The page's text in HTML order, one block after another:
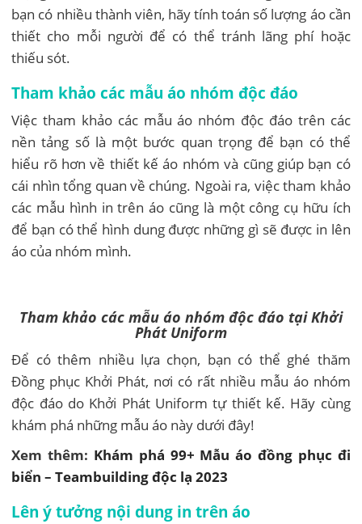
bạn có nhiều thành viên, hãy tính toán số lượng áo cần
thiết cho mỗi người để có thể tránh lãng phí hoặc
thiếu sót.
Tham khảo các mẫu áo nhóm độc đáo
Việc tham khảo các mẫu áo nhóm độc đáo trên các
nền tảng số là một bước quan trọng để bạn có thể
hiểu rõ hơn về thiết kế áo nhóm và cũng giúp bạn có
cái nhìn tổng quan về chúng. Ngoài ra, việc tham khảo
các mẫu hình in trên áo cũng là một công cụ hữu ích
để bạn có thể hình dung được những gì sẽ được in lên
áo của nhóm mình.
Tham khảo các mẫu áo nhóm độc đáo tại Khởi
Phát Uniform
Để có thêm nhiều lựa chọn, bạn có thể ghé thăm
Đồng phục Khởi Phát, nơi có rất nhiều mẫu áo nhóm
độc đáo do Khởi Phát Uniform tự thiết kế. Hãy cùng
khám phá những mẫu áo này dưới đây!
Xem thêm: Khám phá 99+ Mẫu áo đồng phục đi
biển – Teambuilding độc lạ 2023
Lên ý tưởng nội dung in trên áo